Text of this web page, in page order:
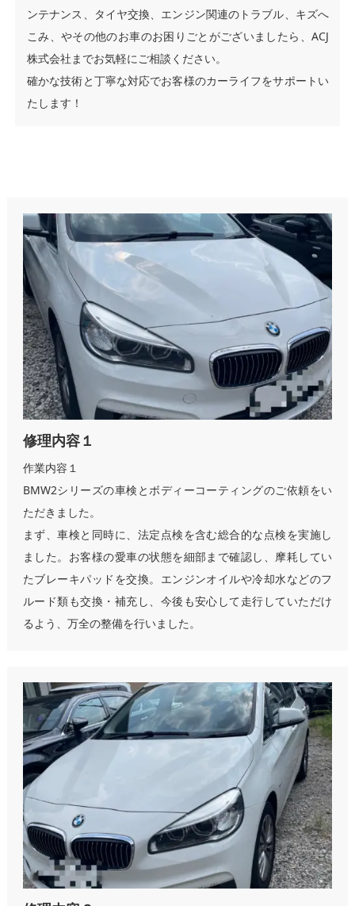
ンテナンス、タイヤ交換、エンジン関連のトラブル、キズへ
こみ、やその他のお車のお困りごとがございましたら、ACJ
株式会社までお気軽にご相談ください。
確かな技術と丁寧な対応でお客様のカーライフをサポートい
たします！
修理内容１
作業内容１
BMW2シリーズの車検とボディーコーティングのご依頼をい
ただきました。
まず、車検と同時に、法定点検を含む総合的な点検を実施し
ました。お客様の愛車の状態を細部まで確認し、摩耗してい
たブレーキパッドを交換。エンジンオイルや冷却水などのフ
ルード類も交換・補充し、今後も安心して走行していただけ
るよう、万全の整備を行いました。